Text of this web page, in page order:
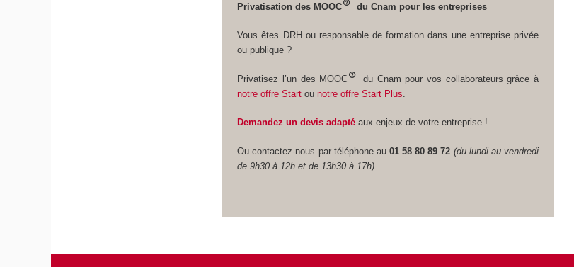
Privatisation des MOOC du Cnam pour les entreprises
Vous êtes DRH ou responsable de formation dans une entreprise privée
ou publique ?
Privatisez l’un des MOOC
du Cnam pour vos collaborateurs grâce à
notre offre Startou notre offre Start Plus
Demandez un devis adaptéaux enjeux de votre entreprise !
Ou contactez-nous par téléphone au 01 58 80 89 72 (du lundi au vendredi
de 9h30 à 12h et de 13h30 à 17h).